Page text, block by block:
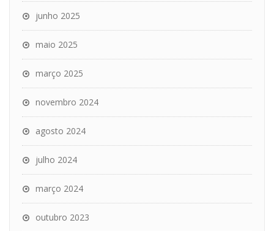
junho 2025
maio 2025
março 2025
novembro 2024
agosto 2024
julho 2024
março 2024
outubro 2023